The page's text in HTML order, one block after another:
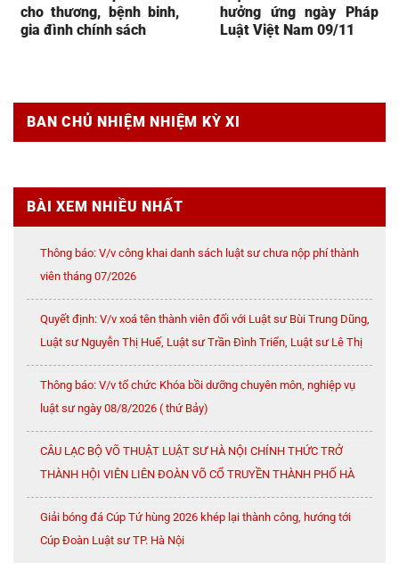
cho thương, bệnh binh,
gia đình chính sách
hưởng ứng ngày Pháp
Luật Việt Nam 09/11
BAN CHỦ NHIỆM NHIỆM KỲ XI
BÀI XEM NHIỀU NHẤT
Thông báo: V/v công khai danh sách luật sư chưa nộp phí thành
viên tháng 07/2026
Quyết định: V/v xoá tên thành viên đối với Luật sư Bùi Trung Dũng,
Luật sư Nguyễn Thị Huế, Luật sư Trần Đình Triển, Luật sư Lê Thị
Oanh
Thông báo: V/v tổ chức Khóa bồi dưỡng chuyên môn, nghiệp vụ
luật sư ngày 08/8/2026 ( thứ Bảy)
CÂU LẠC BỘ VÕ THUẬT LUẬT SƯ HÀ NỘI CHÍNH THỨC TRỞ
THÀNH HỘI VIÊN LIÊN ĐOÀN VÕ CỔ TRUYỀN THÀNH PHỐ HÀ
NỘI
Giải bóng đá Cúp Tứ hùng 2026 khép lại thành công, hướng tới
Cúp Đoàn Luật sư TP. Hà Nội